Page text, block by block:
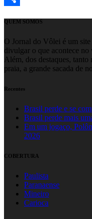
QUEM SOMOS
O Jornal do Vôlei é um
divulgar o que acontece
Além, dos destaques,
praia, a grande sacada de
Recentes
Brasil perde e se
Brasil perde mais
Em um jogaço,
2026
COBERTURA
Paulista
Paranaense
Mineiro
Carioca